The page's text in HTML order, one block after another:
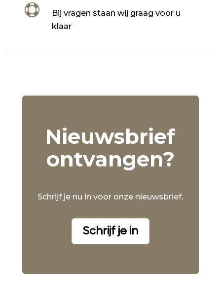

Bij vragen staan wij graag voor u
klaar
Nieuwsbrief
ontvangen?
Schrijf je nu in voor onze nieuwsbrief.
Schrijf je in